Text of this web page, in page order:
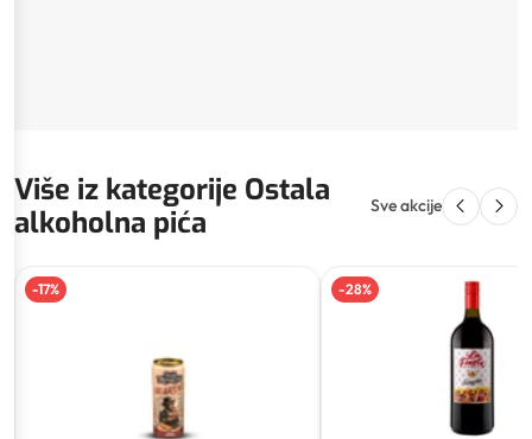
Više iz kategorije Ostala
alkoholna pića
Sve akcije
-17% -28%